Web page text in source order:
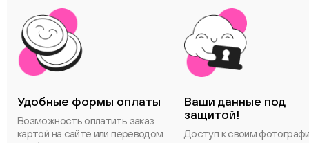
Удобные формы оплаты
Возможность оплатить заказ
картой на сайте или переводом
Ваши данные под
защитой!
Доступ к своим